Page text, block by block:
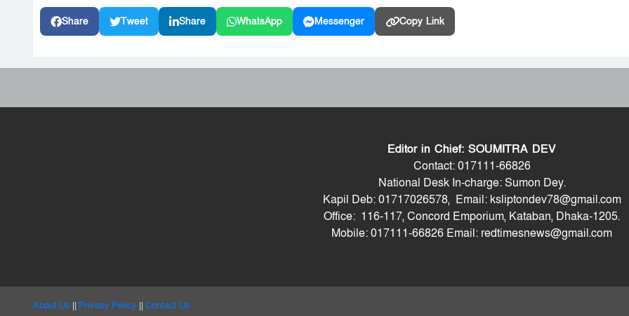
Share Tweet Share WhatsApp Messenger Copy Link
Editor in Chief: SOUMITRA DEV
Contact: 017111-66826
National Desk In-charge: Sumon Dey.
Kapil Deb: 01717026578, Email: ksliptondev78@gmail.com
Office: 116-117, Concord Emporium, Kataban, Dhaka-1205.
Mobile: 017111-66826 Email: redtimesnews@gmail.com
About Us || Privacy Policy || Contact Us